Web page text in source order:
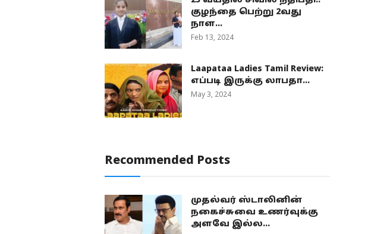
குழந்தை பெற்று 2வது
நாள...
Feb 13, 2024
Laapataa Ladies Tamil Review:
எப்படி இருக்கு லாபதா...
May 3, 2024
Recommended Posts
முதல்வர் ஸ்டாலினின்
நகைச்சுவை உணர்வுக்கு
அளவே இல்ல...